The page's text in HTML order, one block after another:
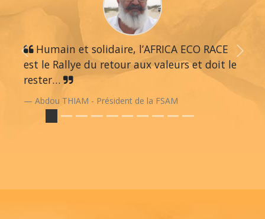
Humain et solidaire, l’AFRICA ECO RACE
est le Rallye du retour aux valeurs et doit le
rester…
Abdou THIAM - Président de la FSAM
Previous Next